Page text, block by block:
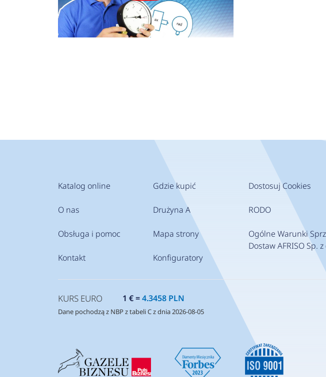
Katalog online
O nas
Obsługa i pomoc
Kontakt
Gdzie kupić
Drużyna A
Mapa strony
Konfiguratory
Dostosuj Cookies
RODO
Ogólne Warunki
Dostaw AFRISO Sp. z
KURS EURO 1 € =4.3458 PLN
Dane pochodzą z NBP z tabeli C z dnia 2026-08-05